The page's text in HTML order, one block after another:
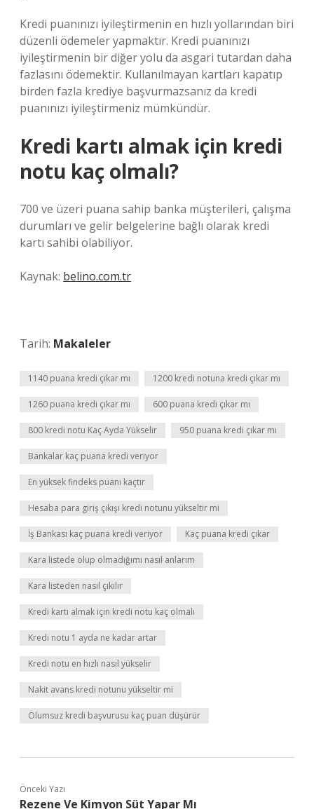
Kredi puanınızı iyileştirmenin en hızlı yollarından biri
düzenli ödemeler yapmaktır. Kredi puanınızı
iyileştirmenin bir diğer yolu da asgari tutardan daha
fazlasını ödemektir. Kullanılmayan kartları kapatıp
birden fazla krediye başvurmazsanız da kredi
puanınızı iyileştirmeniz mümkündür.
Kredi kartı almak için kredi
notu kaç olmalı?
700 ve üzeri puana sahip banka müşterileri, çalışma
durumları ve gelir belgelerine bağlı olarak kredi
kartı sahibi olabiliyor.
Kaynak: belino.com.tr
Tarih: Makaleler
1140 puana kredi çıkar mı 1200 kredi notuna kredi çıkar mı
1260 puana kredi çıkar mı 600 puana kredi çıkar mı
800 kredi notu Kaç Ayda Yükselir 950 puana kredi çıkar mı
Bankalar kaç puana kredi veriyor
En yüksek findeks puanı kaçtır
Hesaba para giriş çıkışı kredi notunu yükseltir mi
İş Bankası kaç puana kredi veriyor Kaç puana kredi çıkar
Kara listede olup olmadığımı nasıl anlarım
Kara listeden nasıl çıkılır
Kredi kartı almak için kredi notu kaç olmalı
Kredi notu 1 ayda ne kadar artar
Kredi notu en hızlı nasıl yükselir
Nakit avans kredi notunu yükseltir mi
Olumsuz kredi başvurusu kaç puan düşürür
Önceki Yazı
Rezene Ve Kimyon Süt Yapar Mı